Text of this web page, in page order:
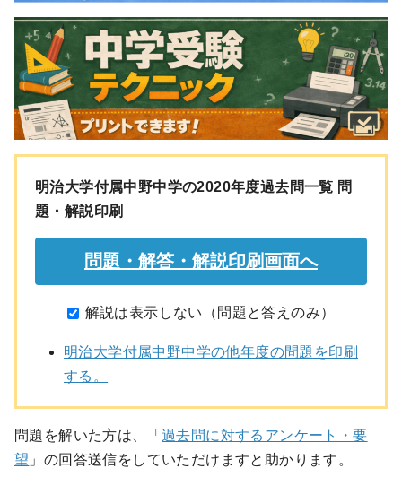
明治大学付属中野中学の2020年度過去問一覧 問
題・解説印刷
解説は表示しない（問題と答えのみ）
明治大学付属中野中学の他年度の問題を印刷
する。
問題を解いた方は、「 過去問に対するアンケート・要
望 」の回答送信をしていただけますと助かります。